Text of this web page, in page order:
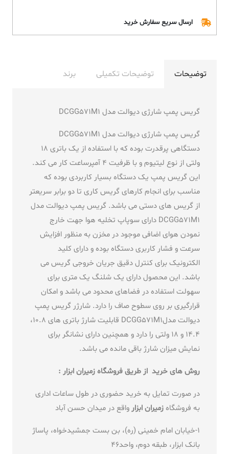
ارسال سریع سفارش خرید
توضیحات توضیحات تکمیلی برند
گریس پمپ شارژی دیوالت مدل DCGG571M1
گریس پمپ شارژی دیوالت مدل DCGG571M1
دستگاهی پرقدرت بوده که با استفاده از یک باتری 18
ولتی از نوع لیتیوم و با ظرفیت 4 آمپرساعت کار می کند.
این گریس پمپ یک دستگاه بسیار کاربردی بوده که
مناسب برای انجام کارهای گریس کاری تا دو برابر سریعتر
از گریس های دستی می باشد. گریس پمپ دیوالت مدل
DCGG571M1 دارای سوپاپ تخلیه هوا جهت خارج
نمودن هوای اضافی موجود در مخزن به منظور افزایش
سرعت و فشار کاربری دستگاه بوده و دارای کلید
الکترونیک برای کنترل دقیق جریان خروجی گریس می
باشد. این محصول دارای یک شلنگ یک متری برای
سهولت استفاده در فضاهای محدود می باشد و امکان
قرارگیری بر روی سطوح صاف را دارد. شارژر گریس پمپ
دیوالت مدلDCGG571M1 قابلیت شارژ باتری های 10.8،
14.4 و 18 ولتی را دارد و همچنین دارای نشانگر برای
نمایش میزان شارژ باقی مانده می باشد.
روش های خرید از طریق فروشگاه زمیران ابزار :
در صورت تمایل به خرید حضوری در طول ساعات اداری
به فروشگاهزمیران ابزارواقع در میدان حسن آباد
1-خیابان امام خمینی (ره)، بن بست جمشیدخواه، پاساژ
بانک ابزار، طبقه دوم، واحد46